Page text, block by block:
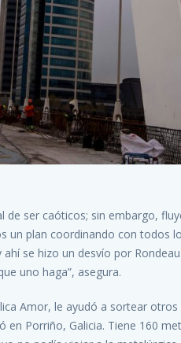
de ser caóticos; sin embargo,
un plan coordinando con todos
ahí se hizo un desvío por
uno haga”, asegura.
Amor, le ayudó a sortear
en Porriño, Galicia. Tiene 160